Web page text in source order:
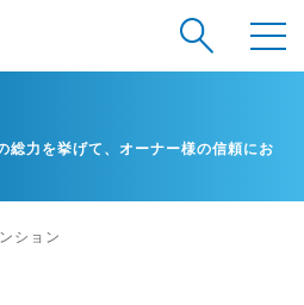
総力を挙げて、オーナー様の信頼にお
ション